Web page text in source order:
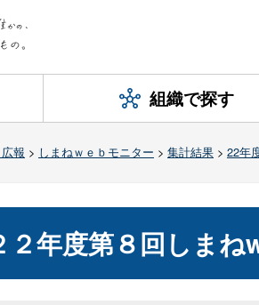
組織で探す
報 > しまねｗｅｂモニター > 集計結果 > 22年
２年度第８回しま